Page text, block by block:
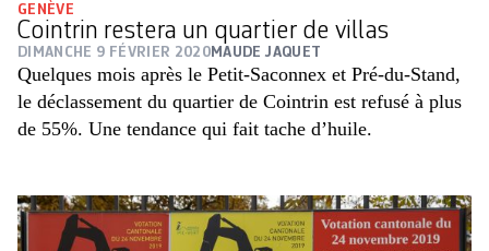
GENÈVE
Cointrin restera un quartier de villas
DIMANCHE 9 FÉVRIER 2020 MAUDE JAQUET
Quelques mois après le Petit-Saconnex et Pré-du-Stand,
le déclassement du quartier de Cointrin est refusé à plus
de 55%. Une tendance qui fait tache d’huile.